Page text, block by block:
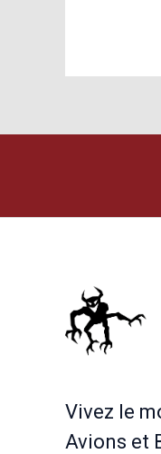
Vivez le
Avions et